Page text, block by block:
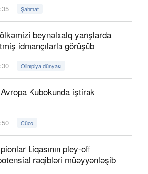
Şahmat
beynəlxalq yarışlarda
idmançılarla görüşüb
Olimpiya dünyası
Avropa Kubokunda iştirak
Cüdo
Liqasının pley-off
rəqibləri müəyyənləşib